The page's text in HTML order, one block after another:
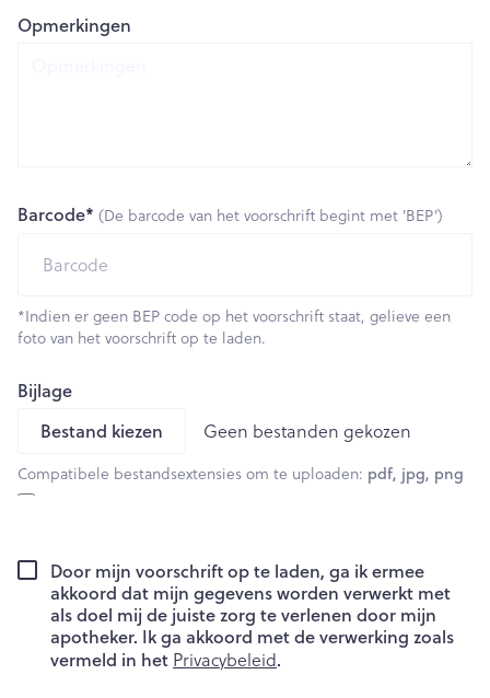
Opmerkingen
Barcode* (De barcode van het voorschrift begint met 'BEP')
*Indien er geen BEP code op het voorschrift staat, gelieve een
foto van het voorschrift op te laden.
Bijlage
Geen bestanden gekozen
Compatibele bestandsextensies om te uploaden: pdf, jpg, png
Door mijn voorschrift op te laden, ga ik ermee
akkoord dat mijn gegevens worden verwerkt met
als doel mij de juiste zorg te verlenen door mijn
apotheker. Ik ga akkoord met de verwerking zoals
vermeld in het Privacybeleid.